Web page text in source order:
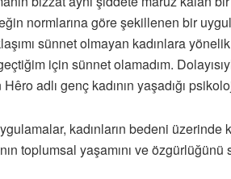
normlarına göre şekillenen bir
sünnet olmayan kadınlara
için sünnet olamadım.
adlı genç kadının yaşadığı
kadınların bedeni
toplumsal yaşamını ve